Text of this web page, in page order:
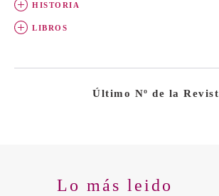
HISTORIA
LIBROS
Último Nº de la
Lo más leido